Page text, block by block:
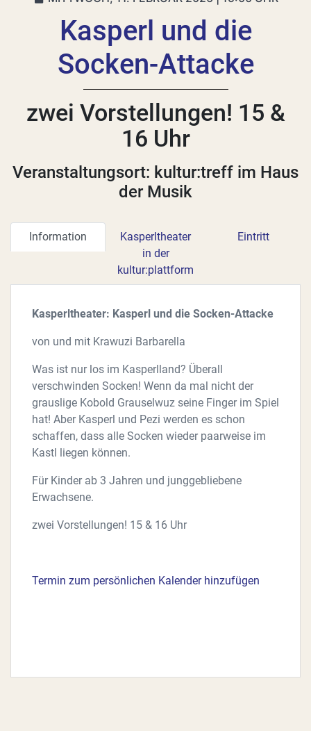
Kasperl und die
Socken-Attacke
zwei Vorstellungen! 15 &
16 Uhr
Veranstaltungsort: kultur:treff im Haus
der Musik
Information
Kasperltheater
in der
kultur:plattform
Eintritt
Kasperltheater: Kasperl und die Socken-Attacke
von und mit Krawuzi Barbarella
Was ist nur los im Kasperlland? Überall
verschwinden Socken! Wenn da mal nicht der
grauslige Kobold Grauselwuz seine Finger im Spiel
hat! Aber Kasperl und Pezi werden es schon
schaffen, dass alle Socken wieder paarweise im
Kastl liegen können.
Für Kinder ab 3 Jahren und junggebliebene
Erwachsene.
zwei Vorstellungen! 15 & 16 Uhr
Termin zum persönlichen Kalender hinzufügen